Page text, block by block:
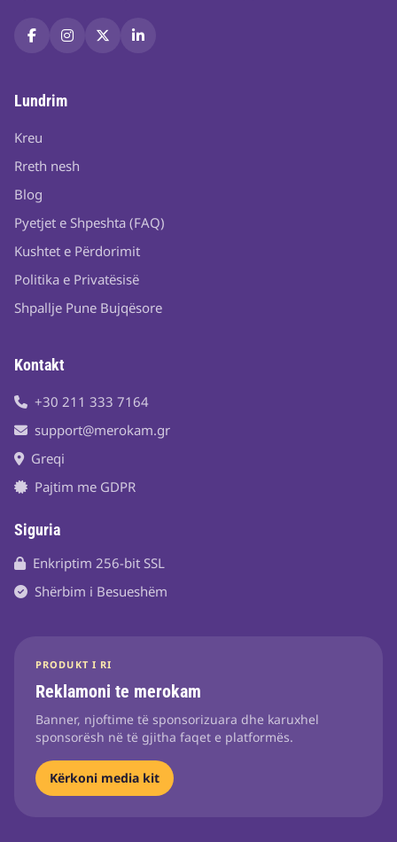
Lundrim
Kreu
Rreth nesh
Blog
Pyetjet e Shpeshta (FAQ)
Kushtet e Përdorimit
Politika e Privatësisë
Shpallje Pune Bujqësore
Kontakt
+30 211 333 7164
support@merokam.gr
Greqi
Pajtim me GDPR
Siguria
Enkriptim 256-bit SSL
Shërbim i Besueshëm
PRODUKT I RI
Reklamoni te merokam
Banner, njoftime të sponsorizuara dhe karuxhel
sponsorësh në të gjitha faqet e platformës.
Kërkoni media kit